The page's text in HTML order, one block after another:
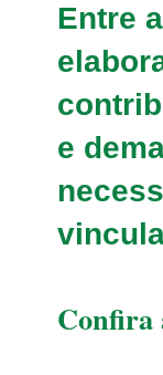
Entre
e
Confira